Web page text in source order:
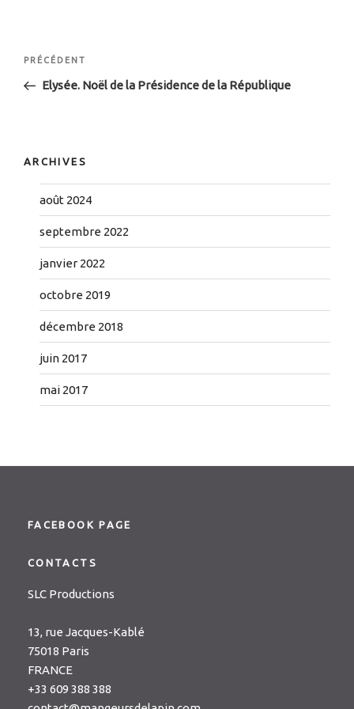
Navigation
l’article
Article
précédent
PRÉCÉDENT
Elysée. Noël de la Présidence de la République
ARCHIVES
août 2024
septembre 2022
janvier 2022
octobre 2019
décembre 2018
juin 2017
mai 2017
FACEBOOK PAGE
CONTACTS
SLC Productions
13, rue Jacques-Kablé
75018 Paris
FRANCE
+33 609 388 388